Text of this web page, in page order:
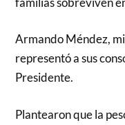
Armando Méndez,
representó a sus
Presidente.
Plantearon que la